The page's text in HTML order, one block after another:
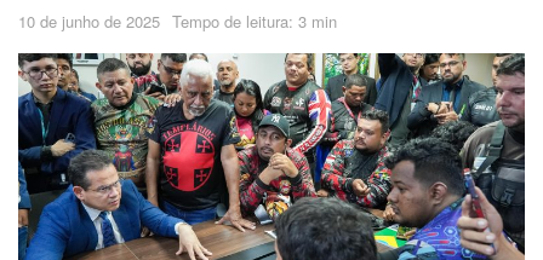
10 de junho de 2025 Tempo de leitura: 3 min